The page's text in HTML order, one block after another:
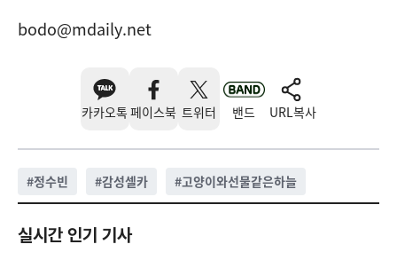
bodo@mdaily.net
카카오톡 페이스북 트위터 밴드 URL복사
#정수빈 #감성셀카 #고양이와선물같은하늘
실시간 인기 기사